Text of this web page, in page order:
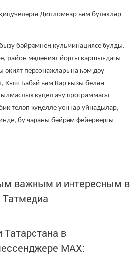
Дипломнар һәм бүләкләр
бәйрәмнең кульминациясе булды.
район мәдәният йорты каршындагы
әкият персонажларына һәм дәү
Кыш Бабай һәм Кар кызы белән
күңел ачу программасы
теләп күңелле уеннар уйнадылар,
бу чараны бәйрәм фейервергы
важным и интересным в
Татмедиа
Татарстана в
MАХ: